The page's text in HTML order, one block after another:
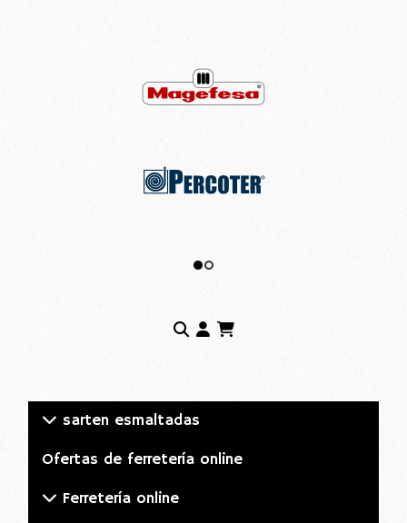
sarten esmaltadas
Ofertas de ferretería online
Ferretería online